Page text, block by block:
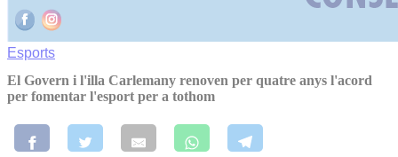
Esports
El Govern i l'illa Carlemany renoven per quatre anys l'acord
per fomentar l'esport per a tothom